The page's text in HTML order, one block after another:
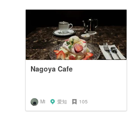
Nagoya Cafe
Mi 愛知 105